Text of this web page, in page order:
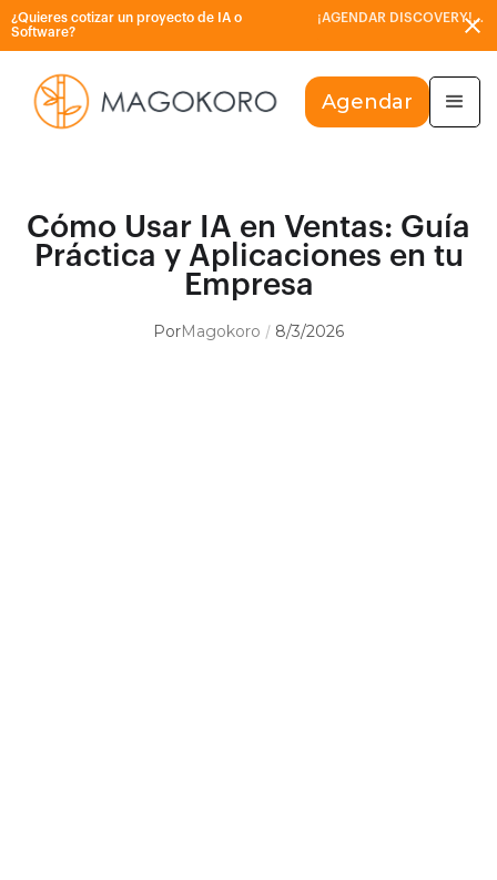
¿Quieres cotizar un proyecto de IA o
Software?
¡AGENDAR DISCOVERY!
Agendar
Cómo Usar IA en Ventas: Guía
Práctica y Aplicaciones en tu
Empresa
PorMagokoro 8/3/2026